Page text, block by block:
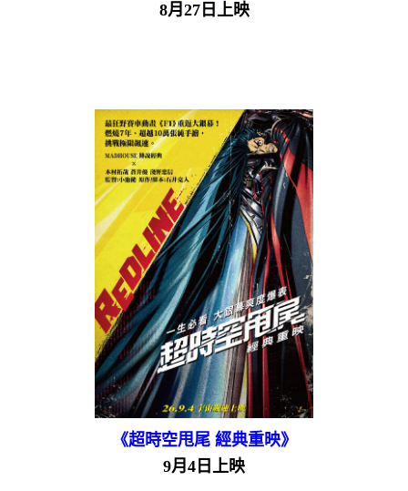
8月27日上映
《超時空甩尾 經典重映》
9月4日上映